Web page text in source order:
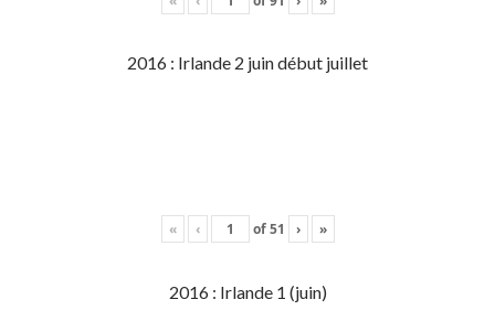
2016 : Irlande 2 juin début juillet
« ‹ of51 › »
2016 : Irlande 1 (juin)